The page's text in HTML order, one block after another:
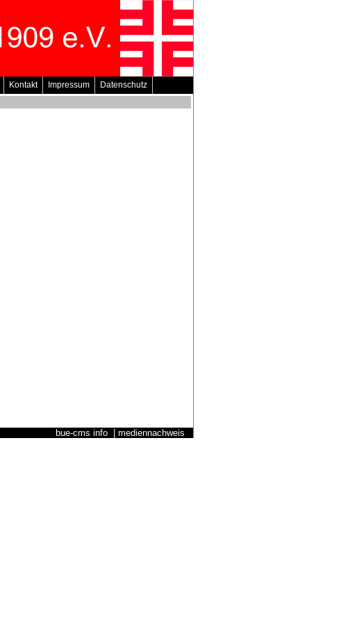
Kontakt Impressum
Datenschutz
bue-cms info | mediennachweis